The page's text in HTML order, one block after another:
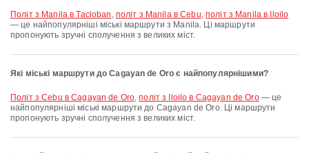
політ з Manila в Tacloban , політ з Manila в Cebu,політ з Manila в Iloilo
— це найпопулярніші міські маршрути з Manila. Ці маршрути
пропонують зручні сполучення з великих міст.
Які міські маршрути до Cagayan de Oro є найпопулярнішими?
політ з Cebu в Cagayan de Oro,політ з Iloilo в Cagayan de Oro— це
найпопулярніші міські маршрути до Cagayan de Oro. Ці маршрути
пропонують зручні сполучення з великих міст.